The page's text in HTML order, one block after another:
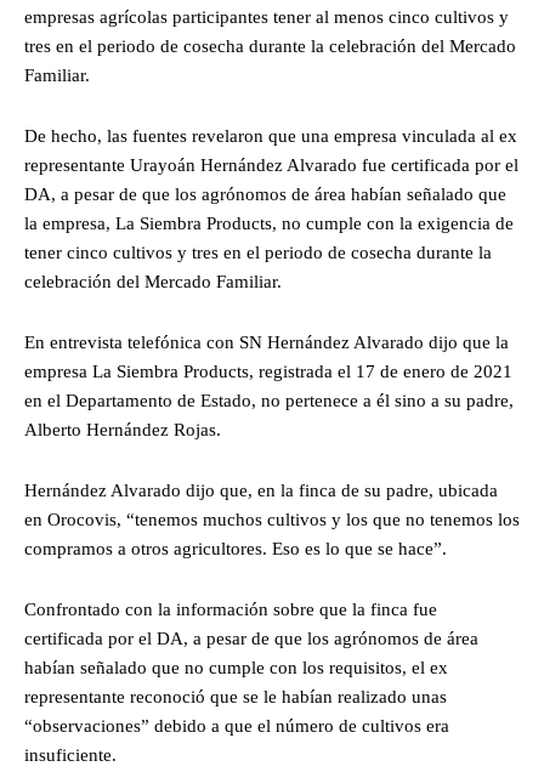
empresas agrícolas participantes tener al menos cinco cultivos y
tres en el periodo de cosecha durante la celebración del Mercado
Familiar.
De hecho, las fuentes revelaron que una empresa vinculada al ex
representante Urayoán Hernández Alvarado fue certificada por el
DA, a pesar de que los agrónomos de área habían señalado que
la empresa, La Siembra Products, no cumple con la exigencia de
tener cinco cultivos y tres en el periodo de cosecha durante la
celebración del Mercado Familiar.
En entrevista telefónica con SN Hernández Alvarado dijo que la
empresa La Siembra Products, registrada el 17 de enero de 2021
en el Departamento de Estado, no pertenece a él sino a su padre,
Alberto Hernández Rojas.
Hernández Alvarado dijo que, en la finca de su padre, ubicada
en Orocovis, “tenemos muchos cultivos y los que no tenemos los
compramos a otros agricultores. Eso es lo que se hace”.
Confrontado con la información sobre que la finca fue
certificada por el DA, a pesar de que los agrónomos de área
habían señalado que no cumple con los requisitos, el ex
representante reconoció que se le habían realizado unas
“observaciones” debido a que el número de cultivos era
insuficiente.